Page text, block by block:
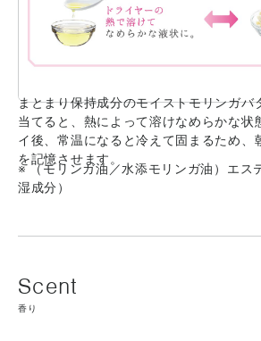
まとまり保持成分のモイストモリンガバ
当てると、熱によって溶けなめらかな状
イ後、常温になると冷えて固まるため、
を記憶させます。
※ （モリンガ油／水添モリンガ油）エス
湿成分）
香り